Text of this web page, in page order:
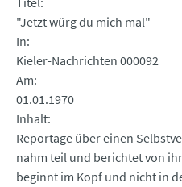
"Jetzt würg du mich mal"
In
Kieler-Nachrichten 000092
Am
01.01.1970
Inhalt
Reportage über einen
nahm teil und berichtet von
beginnt im Kopf und nicht in